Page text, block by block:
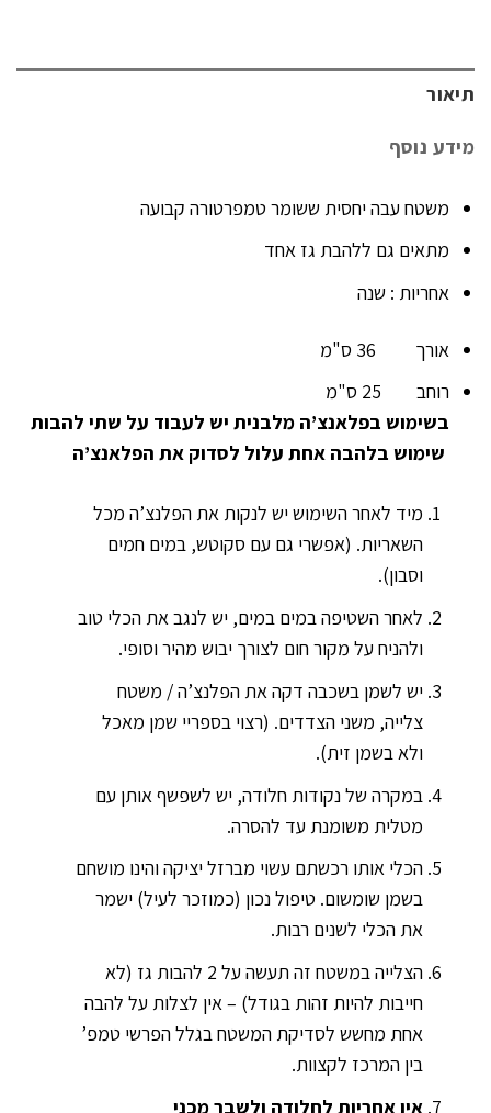
תיאור
מידע נוסף
משטח עבה יחסית ששומר טמפרטורה קבועה
מתאים גם ללהבת גז אחד
אחריות : שנה
אורך 36 ס"מ
רוחב 25 ס"מ
בשימוש בפלאנצ’ה מלבנית יש לעבוד על שתי להבות
שימוש בלהבה אחת עלול לסדוק את הפלאנצ’ה
מיד לאחר השימוש יש לנקות את הפלנצ’ה מכל
השאריות. (אפשרי גם עם סקוטש, במים חמים
וסבון).
לאחר השטיפה במים במים, יש לנגב את הכלי טוב
ולהניח על מקור חום לצורך יבוש מהיר וסופי.
יש לשמן בשכבה דקה את הפלנצ’ה / משטח
צלייה, משני הצדדים. (רצוי בספריי שמן מאכל
ולא בשמן זית).
במקרה של נקודות חלודה, יש לשפשף אותן עם
מטלית משומנת עד להסרה.
הכלי אותו רכשתם עשוי מברזל יציקה והינו מושחם
בשמן שומשום. טיפול נכון (כמוזכר לעיל) ישמר
את הכלי לשנים רבות.
הצלייה במשטח זה תעשה על 2 להבות גז (לא
חייבות להיות זהות בגודל) – אין לצלות על להבה
אחת מחשש לסדיקת המשטח בגלל הפרשי טמפ’
בין המרכז לקצוות.
אין אחריות לחלודה ולשבר מכני